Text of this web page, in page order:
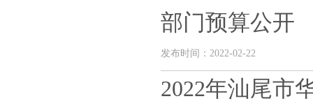
部门预算公开
发布时间：2022-02-22
2022年汕尾市